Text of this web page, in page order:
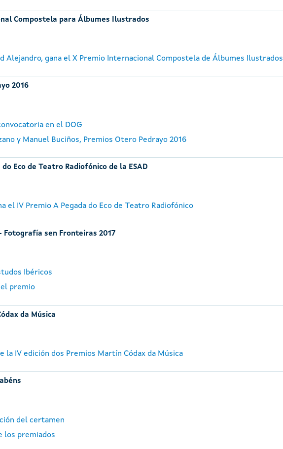
Compostela para Álbumes Ilustrados
Alejandro, gana el X Premio Internacional Compostela de Álbumes Ilustrados
2016
en el DOG
y Manuel Buciños, Premios Otero Pedrayo 2016
Eco de Teatro Radiofónico de la ESAD
el IV Premio A Pegada do Eco de Teatro Radiofónico
Fotografía sen Fronteiras 2017
Ibéricos
premio
da Música
la IV edición dos Premios Martín Códax da Música
del certamen
los premiados